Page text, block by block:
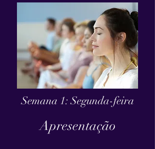
Semana 1: Segunda-feira
Apresentação